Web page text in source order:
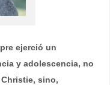
ejerció un
y adolescencia, no
sino,